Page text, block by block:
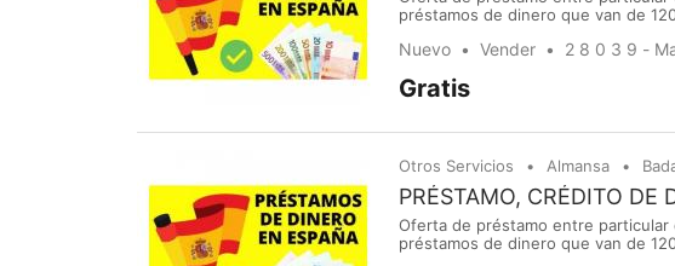
préstamos de dinero que van de
reactivar sus actividades, más
Nuevo Vender 2 8 0 3 9 -
Gratis
Otros Servicios Almansa
PRÉSTAMO, CRÉDITO DE
Oferta de préstamo entre
préstamos de dinero que van de